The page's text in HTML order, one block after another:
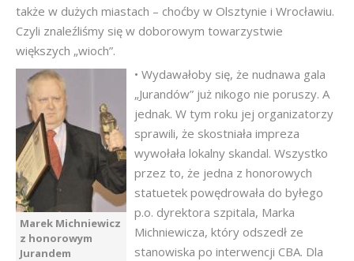
także w dużych miastach – choćby w Olsztynie i Wrocławiu.
Czyli znaleźliśmy się w doborowym towarzystwie
większych „wioch”.
Marek Michniewicz
z honorowym
Jurandem
• Wydawałoby się, że nudnawa gala
„Jurandów” już nikogo nie poruszy. A
jednak. W tym roku jej organizatorzy
sprawili, że skostniała impreza
wywołała lokalny skandal. Wszystko
przez to, że jedna z honorowych
statuetek powędrowała do byłego
p.o. dyrektora szpitala, Marka
Michniewicza, który odszedł ze
stanowiska po interwencji CBA. Dla